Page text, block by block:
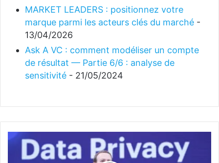
MARKET LEADERS : positionnez votre
marque parmi les acteurs clés du marché -
13/04/2026
Ask A VC : comment modéliser un compte
de résultat — Partie 6/6 : analyse de
sensitivité - 21/05/2024